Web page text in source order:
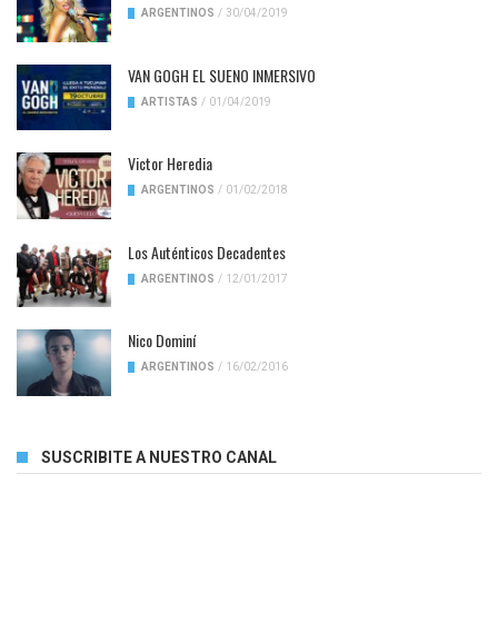
ARGENTINOS / 30/04/2019
VAN GOGH EL SUENO INMERSIVO
ARTISTAS / 01/04/2019
Victor Heredia
ARGENTINOS / 01/02/2018
Los Auténticos Decadentes
ARGENTINOS / 12/01/2017
Nico Dominí
ARGENTINOS / 16/02/2016
SUSCRIBITE A NUESTRO CANAL